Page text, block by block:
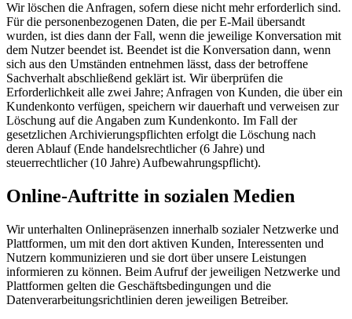
Wir löschen die Anfragen, sofern diese nicht mehr erforderlich sind.
Für die personenbezogenen Daten, die per E-Mail übersandt
wurden, ist dies dann der Fall, wenn die jeweilige Konversation mit
dem Nutzer beendet ist. Beendet ist die Konversation dann, wenn
sich aus den Umständen entnehmen lässt, dass der betroffene
Sachverhalt abschließend geklärt ist. Wir überprüfen die
Erforderlichkeit alle zwei Jahre; Anfragen von Kunden, die über ein
Kundenkonto verfügen, speichern wir dauerhaft und verweisen zur
Löschung auf die Angaben zum Kundenkonto. Im Fall der
gesetzlichen Archivierungspflichten erfolgt die Löschung nach
deren Ablauf (Ende handelsrechtlicher (6 Jahre) und
steuerrechtlicher (10 Jahre) Aufbewahrungspflicht).
Online-Auftritte in sozialen Medien
Wir unterhalten Onlinepräsenzen innerhalb sozialer Netzwerke und
Plattformen, um mit den dort aktiven Kunden, Interessenten und
Nutzern kommunizieren und sie dort über unsere Leistungen
informieren zu können. Beim Aufruf der jeweiligen Netzwerke und
Plattformen gelten die Geschäftsbedingungen und die
Datenverarbeitungsrichtlinien deren jeweiligen Betreiber.